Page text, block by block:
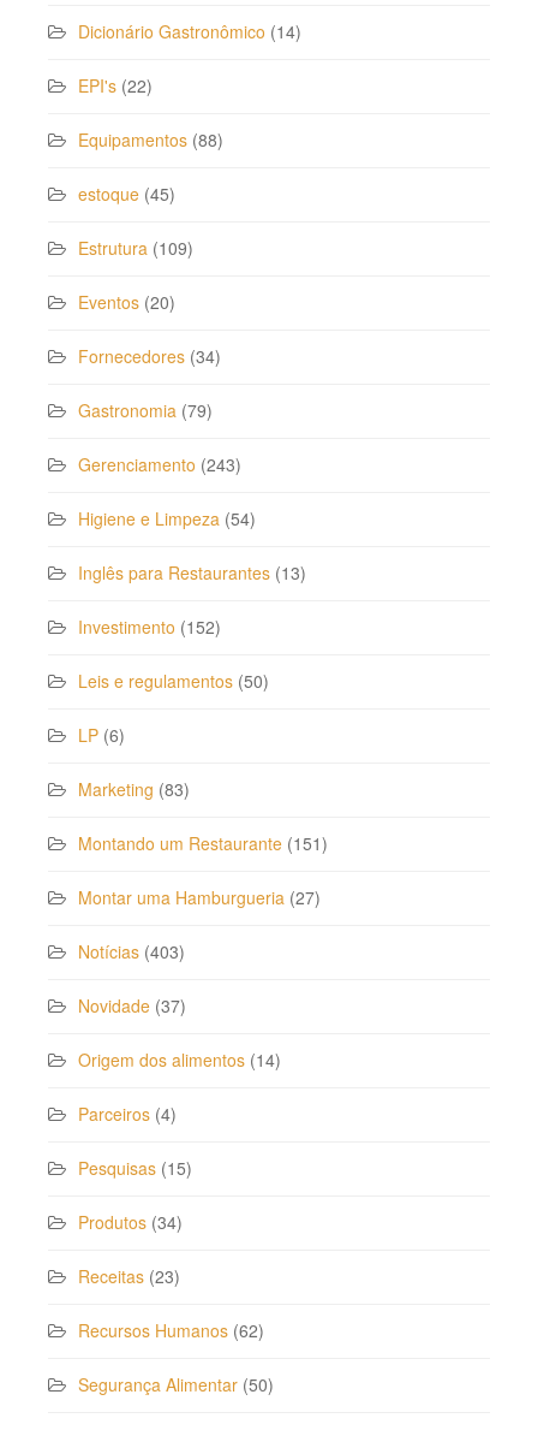
Dicionário Gastronômico (14)
EPI's (22)
Equipamentos (88)
estoque (45)
Estrutura (109)
Eventos (20)
Fornecedores (34)
Gastronomia (79)
Gerenciamento (243)
Higiene e Limpeza (54)
Inglês para Restaurantes (13)
Investimento (152)
Leis e regulamentos (50)
LP (6)
Marketing (83)
Montando um Restaurante (151)
Montar uma Hamburgueria (27)
Notícias (403)
Novidade (37)
Origem dos alimentos (14)
Parceiros (4)
Pesquisas (15)
Produtos (34)
Receitas (23)
Recursos Humanos (62)
Segurança Alimentar (50)